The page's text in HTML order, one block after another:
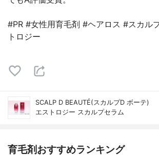
#PR #女性用育毛剤 #ヘアロス #スカル
トロジー
SCALP D BEAUTÉ(スカルプD ボーテ)
エストロジー スカルプセラム
育毛剤おすすめランキング